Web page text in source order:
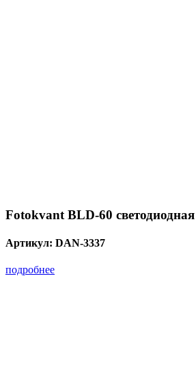
Fotokvant BLD-60
Артикул: DAN-3337
подробнее